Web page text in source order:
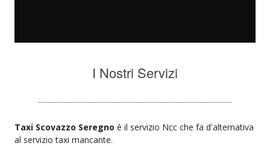
I Nostri Servizi
Taxi Scovazzo Seregno è il servizio Ncc che fa d'alternativa
al servizio taxi mancante.